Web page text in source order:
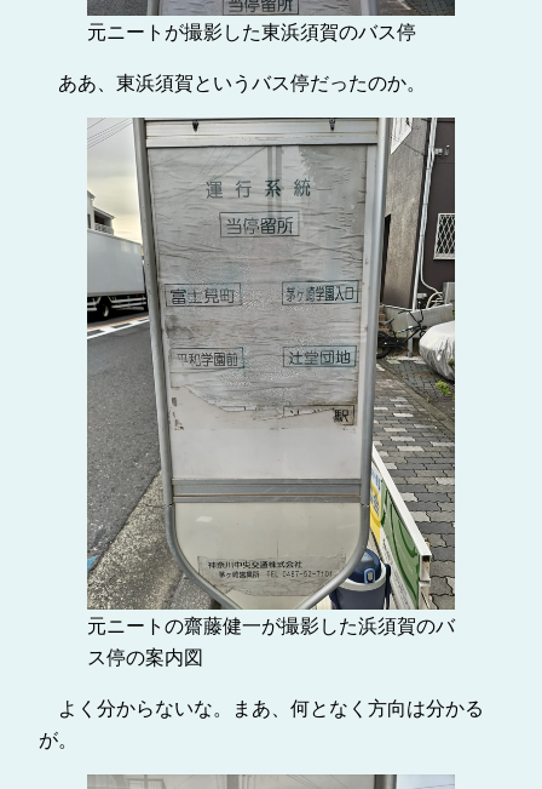
元ニートが撮影した東浜須賀のバス停
ああ、東浜須賀というバス停だったのか。
元ニートの齋藤健一が撮影した浜須賀のバ
ス停の案内図
よく分からないな。まあ、何となく方向は分かる
が。